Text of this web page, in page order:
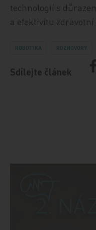
technologií s
a efektivitu zdravotní
ROBOTIKA ROZHOVORY
Sdílejte článek